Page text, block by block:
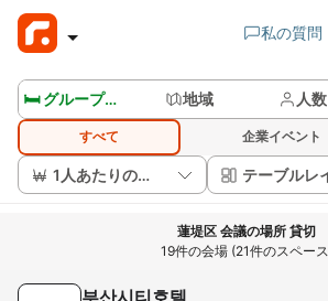
私の質問
🛏️ グループルームを見る 地域 人数
すべて 企業イベント
1人あたりの価格
蓮堤区 会議の場所 貸切
19件の会場 (21件のスペー
부산시티호텔